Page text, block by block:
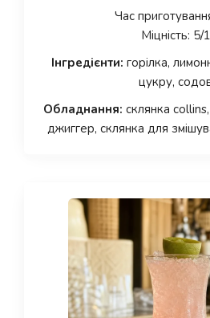
Час
Міцність: 5/
Інгредієнти: горілка,
цукру,
Обладнання: склянка
джиггер, склянка для